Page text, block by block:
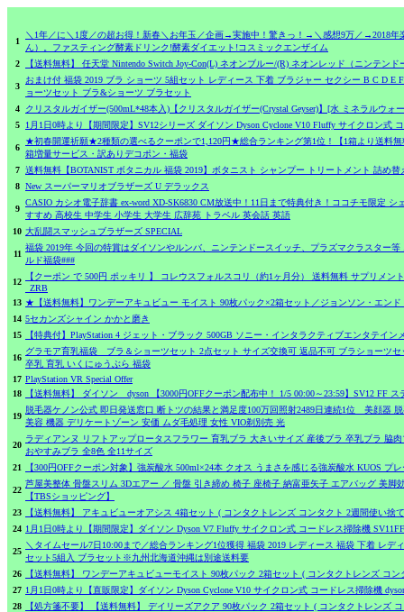
1
＼1年／に＼1度／の超お得！新春＼お年玉／企画→実施中！驚きっ！→＼感想9万／→2018
ん）。ファスティング酵素ドリンク!酵素ダイエット!コスミックエンザイム
2
【送料無料】 任天堂 Nintendo Switch Joy-Con(L) ネオンブルー/(R) ネオンレッド（ニンテン
3
おまけ付 福袋 2019 ブラ ショーツ 5組セット レディース 下着 ブラジャー セクシー B C D
ョーツセット ブラ&ショーツ ブラセット
4
クリスタルガイザー(500mL*48本入)【クリスタルガイザー(Crystal Geyser)】[水 ミネラルウ
5
1月1日0時より【期間限定】SV12シリーズ ダイソン Dyson Cyclone V10 Fluffy サイクロン式
6
★初春開運祈願★2種類の選べるクーポンで1,120円★総合ランキング第1位！【1箱より送料
箱増量サービス・訳ありデコポン・福袋
7 送料無料【BOTANIST ボタニカル 福袋 2019】ボタニスト シャンプー トリートメント 詰め
8 New スーパーマリオブラザーズ U デラックス
9
CASIO カシオ電子辞書 ex-word XD-SK6830 CM放送中！11日まで特典付き！ココチモ限定
すすめ 高校生 中学生 小学生 大学生 広辞苑 トラベル 英会話 英語
10 大乱闘スマッシュブラザーズ SPECIAL
11
福袋 2019年 今回の特賞はダイソンやルンバ、ニンテンドースイッチ、プラズマクラスター
ルド福袋###
12
【クーポン で 500円 ポッキリ 】 コレウスフォルスコリ（約1ヶ月分） 送料無料 サプリメ
_ZRB
13 ★【送料無料】ワンデーアキュビュー モイスト 90枚パック×2箱セット／ジョンソン・エン
14 5セカンズシャイン かかと磨き
15
【特典付】PlayStation 4 ジェット・ブラック 500GB ソニー・インタラクティブエンタテイン
16
グラモア育乳福袋 ブラ＆ショーツセット 2点セット サイズ交換可 返品不可 ブラショーツ
卒乳 育乳 いくにゅうぶら 福袋
17 PlayStation VR Special Offer
18
【送料無料】 ダイソン dyson 【3000円OFFクーポン配布中！ 1/5 00:00～23:59】SV12 FF
19
脱毛器ケノン公式 即日発送窓口 断トツの結果と満足度100万回照射2489日連続1位 美顔器
美容 機器 デリケートゾーン 安価 ムダ毛処理 女性 VIO剃別売 光
20
ラディアンヌ リフトアップロータスフラワー 育乳ブラ 大きいサイズ 産後ブラ 卒乳ブラ 脇
おやすみブラ 全8色 全11サイズ
21
【300円OFFクーポン対象】強炭酸水 500ml×24本 クオス うまさを感じる強炭酸水 KUOS
22
芦屋美整体 骨盤スリム 3Dエアー ／ 骨盤 引き締め 椅子 座椅子 納富亜矢子 エアバッグ 美
【TBSショッピング】
23
【送料無料】 アキュビューオアシス 4箱セット ( コンタクトレンズ コンタクト 2週間使い
24 1月1日0時より【期間限定】ダイソン Dyson V7 Fluffy サイクロン式 コードレス掃除機
25
＼タイムセール7日10:00まで／総合ランキング1位獲得 福袋 2019 レディース 福袋 下着 レ
セット5組入 ブラセット※九州北海道沖縄は別途送料要
26
【送料無料】 ワンデーアキュビューモイスト 90枚パック 2箱セット ( コンタクトレンズ コ
27 1月1日0時より【直販限定】ダイソン Dyson Cyclone V10 サイクロン式 コードレス掃除機
28
【処方箋不要】 【送料無料】 デイリーズアクア 90枚パック 2箱セット ( コンタクトレンズ